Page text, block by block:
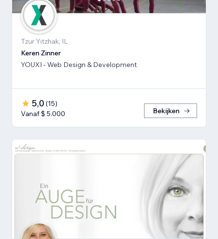
Tzur Yitzhak, IL
Keren Zinner
YOUXI - Web Design & Development
5,0 (15)
Vanaf $ 5.000
Bekijken